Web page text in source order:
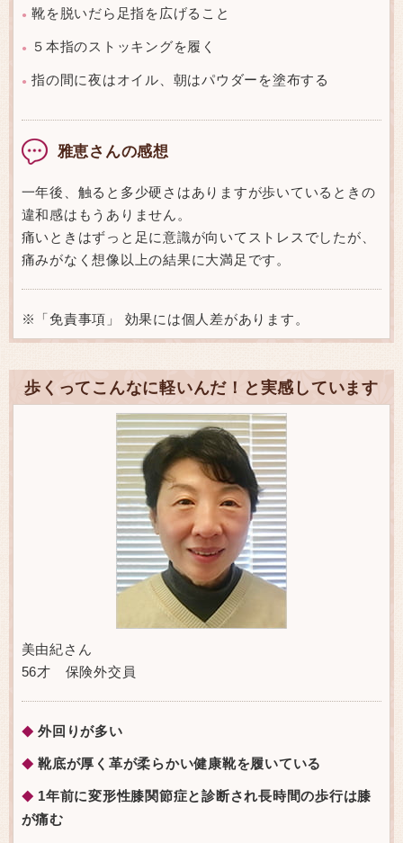
● 靴を脱いだら足指を広げること
● ５本指のストッキングを履く
● 指の間に夜はオイル、朝はパウダーを塗布する
雅恵さんの感想
一年後、触ると多少硬さはありますが歩いているときの
違和感はもうありません。
痛いときはずっと足に意識が向いてストレスでしたが、
痛みがなく想像以上の結果に大満足です。
※「免責事項」 効果には個人差があります。
歩くってこんなに軽いんだ！と実感しています
美由紀さん
56才 保険外交員
◆ 外回りが多い
◆ 靴底が厚く革が柔らかい健康靴を履いている
◆ 1年前に変形性膝関節症と診断され長時間の歩行は膝
が痛む